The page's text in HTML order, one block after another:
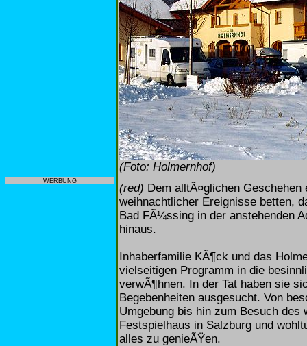
WERBUNG
(Foto: Holmernhof)
(red) Dem alltÃ¤glichen
weihnachtlicher Ereignisse betten,
Bad FÃ¼ssing in der anstehenden
hinaus.
Inhaberfamilie KÃ¶ck und das
vielseitigen Programm in die
verwÃ¶hnen. In der Tat haben sie
Begebenheiten ausgesucht. Von
Umgebung bis hin zum Besuch
Festspielhaus in Salzburg und
alles zu genieÃŸen.